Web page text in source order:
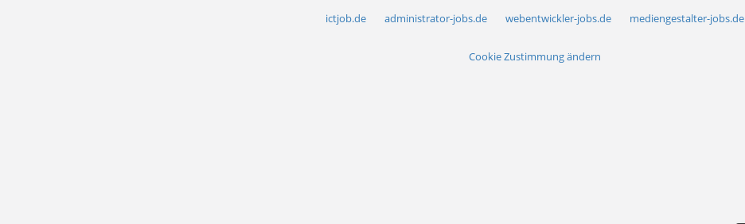
ictjob.de administrator-jobs.de webentwickler-jobs.de mediengestalter-jobs.de
Cookie Zustimmung ändern